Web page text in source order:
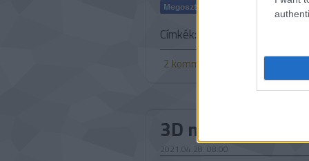
Címkék:
2 komment
3D nyomtatás a
2021.04.28. 08:00